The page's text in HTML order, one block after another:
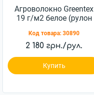
Агроволокно Greentex
19 г/м2 белое (рулон
Код товара: 30890
2 180 грн./рул.
Купить